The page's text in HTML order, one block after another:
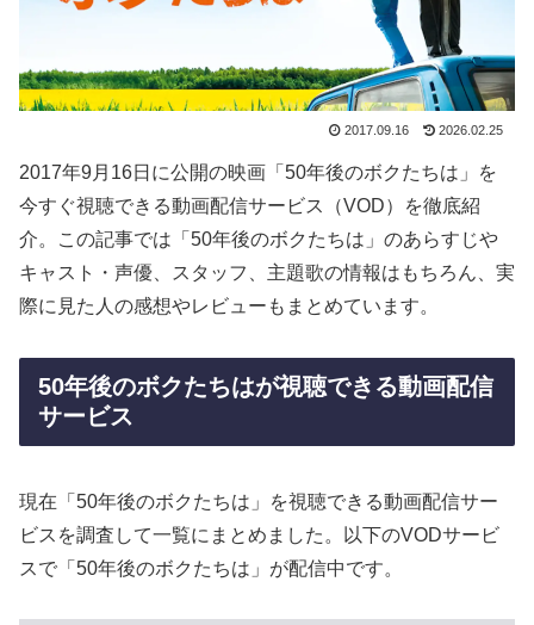
2017.09.16 2026.02.25
2017年9月16日に公開の映画「50年後のボクたちは」を
今すぐ視聴できる動画配信サービス（VOD）を徹底紹
介。この記事では「50年後のボクたちは」のあらすじや
キャスト・声優、スタッフ、主題歌の情報はもちろん、実
際に見た人の感想やレビューもまとめています。
50年後のボクたちはが視聴できる動画配信
サービス
現在「50年後のボクたちは」を視聴できる動画配信サー
ビスを調査して一覧にまとめました。以下のVODサービ
スで「50年後のボクたちは」が配信中です。